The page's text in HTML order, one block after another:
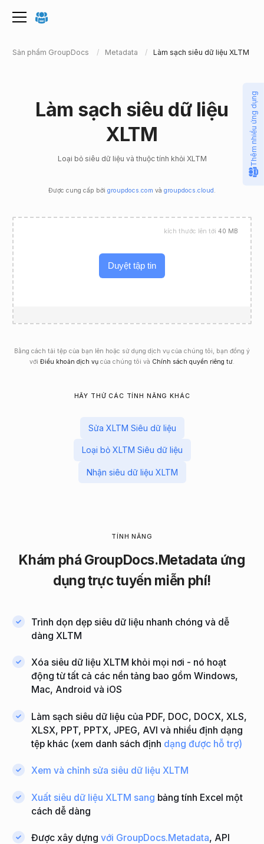
Sản phẩm GroupDocs Metadata Làm sạch siêu dữ liệu XLTM
Làm sạch siêu dữ liệu
XLTM
Loại bỏ siêu dữ liệu và thuộc tính khỏi XLTM
Được cung cấp bởi groupdocs.com và groupdocs.cloud .
Duyệt tập tin
kích thước lên tới 40 MB
Bằng cách tải tệp của bạn lên hoặc sử dụng dịch vụ của chúng tôi, bạn đồng ý
với Điều khoản dịch vụ của chúng tôi và Chính sách quyền riêng tư.
HÃY THỬ CÁC TÍNH NĂNG KHÁC
Sửa XLTM Siêu dữ liệu
Loại bỏ XLTM Siêu dữ liệu
Nhận siêu dữ liệu XLTM
TÍNH NĂNG
Khám phá GroupDocs.Metadata ứng
dụngtrực tuyến miễn phí!
Trình dọn dẹp siêu dữ liệu nhanh chóng và dễ
dàng XLTM
Xóa siêu dữ liệu XLTM khỏi mọi nơi - nó hoạt
động từ tất cả các nền tảng bao gồm Windows,
Mac, Android và iOS
Làm sạch siêu dữ liệu của PDF, DOC, DOCX, XLS,
XLSX, PPT, PPTX, JPEG, AVI và nhiều định dạng
tệp khác (xem danh sách định dạng được hỗ trợ)
Xem và chỉnh sửa siêu dữ liệu XLTM
Xuất siêu dữ liệu XLTM sang bảng tính Excel một
cách dễ dàng
Được xây dựngvới GroupDocs.Metadata, API
Thêm nhiều ứng dụng